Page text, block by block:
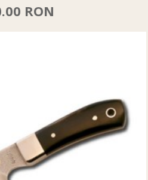
RON